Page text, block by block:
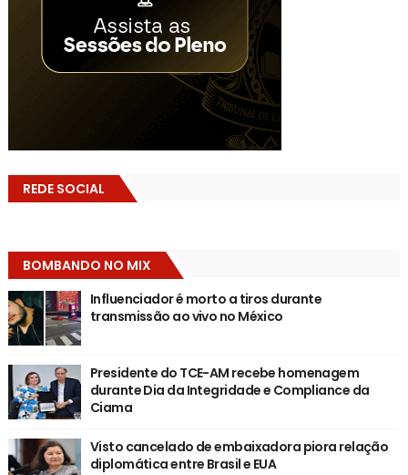
REDE SOCIAL
BOMBANDO NO MIX
Influenciador é morto a tiros durante
transmissão ao vivo no México
Presidente do TCE-AM recebe homenagem
durante Dia da Integridade e Compliance da
Ciama
Visto cancelado de embaixadora piora relação
diplomática entre Brasil e EUA